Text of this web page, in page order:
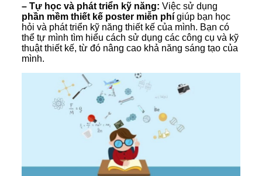
– Tự học và phát triển kỹ năng: Việc sử dụng
phần mềm thiết kế poster miễn phígiúp bạn học
hỏi và phát triển kỹ năng thiết kế của mình. Bạn có
thể tự mình tìm hiểu cách sử dụng các công cụ và kỹ
thuật thiết kế, từ đó nâng cao khả năng sáng tạo của
mình.